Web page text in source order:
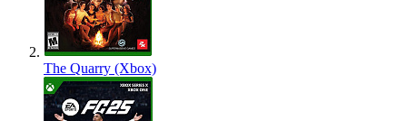
The Quarry (Xbox)